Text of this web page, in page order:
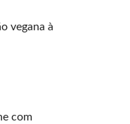
vegana à
com